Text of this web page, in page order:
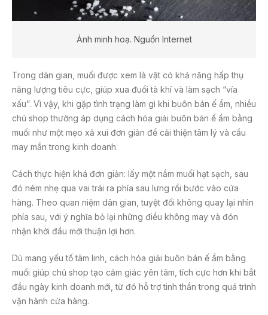
Ảnh minh hoạ. Nguồn Internet
Trong dân gian, muối được xem là vật có khả năng hấp thụ
năng lượng tiêu cực, giúp xua đuổi tà khí và làm sạch “vía
xấu”. Vì vậy, khi gặp tình trạng làm gì khi buôn bán ế ẩm, nhiều
chủ shop thường áp dụng cách hóa giải buôn bán ế ẩm bằng
muối như một mẹo xả xui đơn giản để cải thiện tâm lý và cầu
may mắn trong kinh doanh.
Cách thực hiện khá đơn giản: lấy một nắm muối hạt sạch, sau
đó ném nhẹ qua vai trái ra phía sau lưng rồi bước vào cửa
hàng. Theo quan niệm dân gian, tuyệt đối không quay lại nhìn
phía sau, với ý nghĩa bỏ lại những điều không may và đón
nhận khởi đầu mới thuận lợi hơn.
Dù mang yếu tố tâm linh, cách hóa giải buôn bán ế ẩm bằng
muối giúp chủ shop tạo cảm giác yên tâm, tích cực hơn khi bắt
đầu ngày kinh doanh mới, từ đó hỗ trợ tinh thần trong quá trình
vận hành cửa hàng.